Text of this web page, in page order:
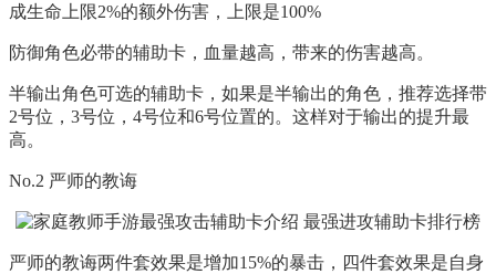
成生命上限2%的额外伤害，上限是100%
防御角色必带的辅助卡，血量越高，带来的伤害越高。
半输出角色可选的辅助卡，如果是半输出的角色，推荐选择带
2号位，3号位，4号位和6号位置的。这样对于输出的提升最
高。
No.2 严师的教诲
严师的教诲两件套效果是增加15%的暴击，四件套效果是自身